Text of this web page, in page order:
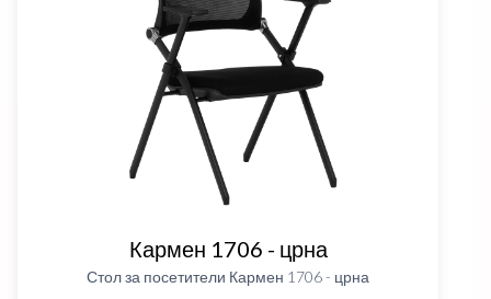
Кармен 1706 - црна
Стол за посетители Кармен 1706 - црна